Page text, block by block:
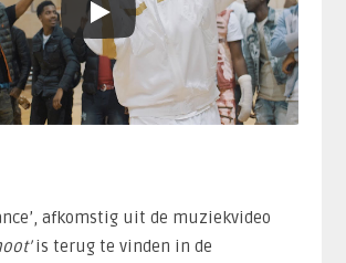
afkomstig uit de muziekvideo
is terug te vinden in de